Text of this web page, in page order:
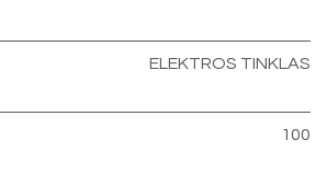
ELEKTROS TINKLAS
100